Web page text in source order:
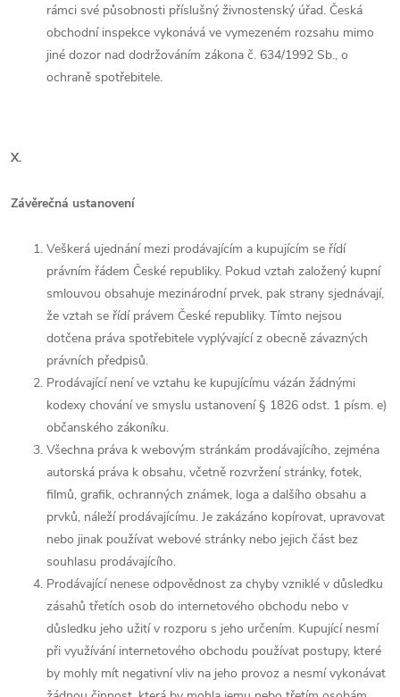
rámci své působnosti příslušný živnostenský úřad. Česká
obchodní inspekce vykonává ve vymezeném rozsahu mimo
jiné dozor nad dodržováním zákona č. 634/1992 Sb., o
ochraně spotřebitele.
X.
Závěrečná ustanovení
Veškerá ujednání mezi prodávajícím a kupujícím se řídí
právním řádem České republiky. Pokud vztah založený kupní
smlouvou obsahuje mezinárodní prvek, pak strany sjednávají,
že vztah se řídí právem České republiky. Tímto nejsou
dotčena práva spotřebitele vyplývající z obecně závazných
právních předpisů.
Prodávající není ve vztahu ke kupujícímu vázán žádnými
kodexy chování ve smyslu ustanovení § 1826 odst. 1 písm. e)
občanského zákoníku.
Všechna práva k webovým stránkám prodávajícího, zejména
autorská práva k obsahu, včetně rozvržení stránky, fotek,
filmů, grafik, ochranných známek, loga a dalšího obsahu a
prvků, náleží prodávajícímu. Je zakázáno kopírovat, upravovat
nebo jinak používat webové stránky nebo jejich část bez
souhlasu prodávajícího.
Prodávající nenese odpovědnost za chyby vzniklé v důsledku
zásahů třetích osob do internetového obchodu nebo v
důsledku jeho užití v rozporu s jeho určením. Kupující nesmí
při využívání internetového obchodu používat postupy, které
by mohly mít negativní vliv na jeho provoz a nesmí vykonávat